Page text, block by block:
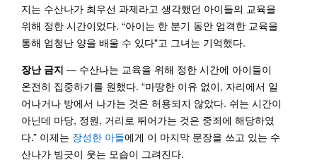
지는 수산나가 최우선 과제라고 생각했던 아이들의 교육을
위해 정한 시간이었다. “아이는 한 분기 동안 엄격한 교육을
통해 엄청난 양을 배울 수 있다"고 그녀는 기억했다.
장난 금지 — 수산나는 교육을 위해 정한 시간에 아이들이
온전히 집중하기를 원했다. “마땅한 이유 없이, 자리에서 일
어나거나 방에서 나가는 것은 허용되지 않았다. 쉬는 시간이
아닌데 마당, 정원, 거리로 뛰어가는 것은 중죄에 해당하였
다.” 이제는 장성한 아들에게 이 마지막 문장을 쓰고 있는 수
산나가 빙긋이 웃는 모습이 그려진다.